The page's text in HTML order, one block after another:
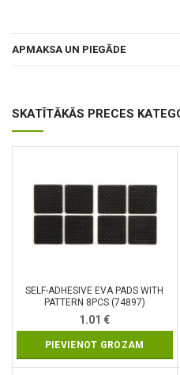
APMAKSA UN PIEGĀDE
SKATĪTĀKĀS PRECES
SELF-ADHESIVE EVA PADS WITH
PATTERN 8PCS (74897)
1.01€
PIEVIENOT GROZAM